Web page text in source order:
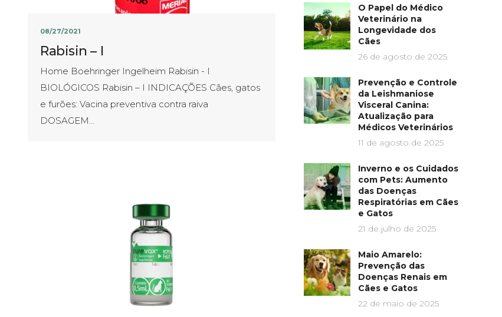
08/27/2021
Rabisin – I
Home Boehringer Ingelheim Rabisin - I
BIOLÓGICOS Rabisin – I INDICAÇÕES Cães, gatos
e furões: Vacina preventiva contra raiva
DOSAGEM…
O Papel do Médico
Veterinário na
Longevidade dos
Cães
26 de agosto de 2025
Prevenção e Controle
da Leishmaniose
Visceral Canina:
Atualização para
Médicos Veterinários
11 de agosto de 2025
Inverno e os Cuidados
com Pets: Aumento
das Doenças
Respiratórias em Cães
e Gatos
21 de julho de 2025
Maio Amarelo:
Prevenção das
Doenças Renais em
Cães e Gatos
22 de maio de 2025